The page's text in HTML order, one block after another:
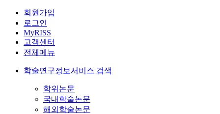
회원가입
로그인
MyRISS
고객센터
전체메뉴
학술연구정보서비스 검색
학위논문
국내학술논문
해외학술논문